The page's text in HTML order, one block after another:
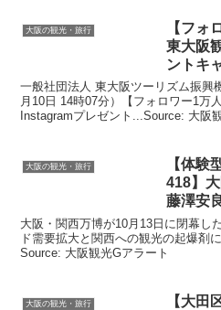
大阪の観光・旅行
【フォ
東大阪
ントキ
一般社団法人 東大阪ツーリズム振興
月10日 14時07分）【フォロワー1万
Instagramプレゼント...Source: 大阪
大阪の観光・旅行 【体験
418】
藤澤安
大阪・関西万博が10月13日に閉幕し
ド需要拡大と関西への観光の起爆剤
Source: 大阪観光Gアラート
大阪の観光・旅行
【大田